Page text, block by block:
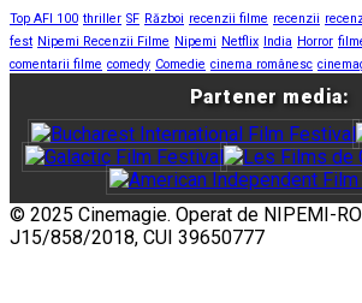
Top AFI 100 thriller SF Război recenzii filme recenzii
fest Nipemi Recenzii Filme Nipemi Netflix India Horror
comentarii filme comedy Comedie cinema românesc
Partener media:
© 2025 Cinemagie. Operat de NIPEMI-
J15/858/2018, CUI 39650777